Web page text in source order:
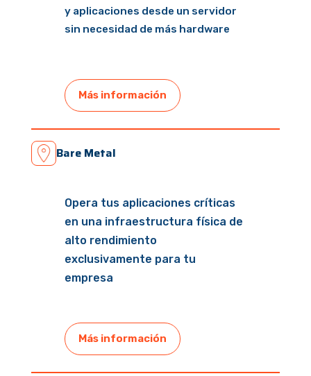
y aplicaciones desde un servidor
sin necesidad de más hardware
Más información
Bare Metal
Opera tus aplicaciones críticas
en una infraestructura física de
alto rendimiento
exclusivamente para tu
empresa
Más información